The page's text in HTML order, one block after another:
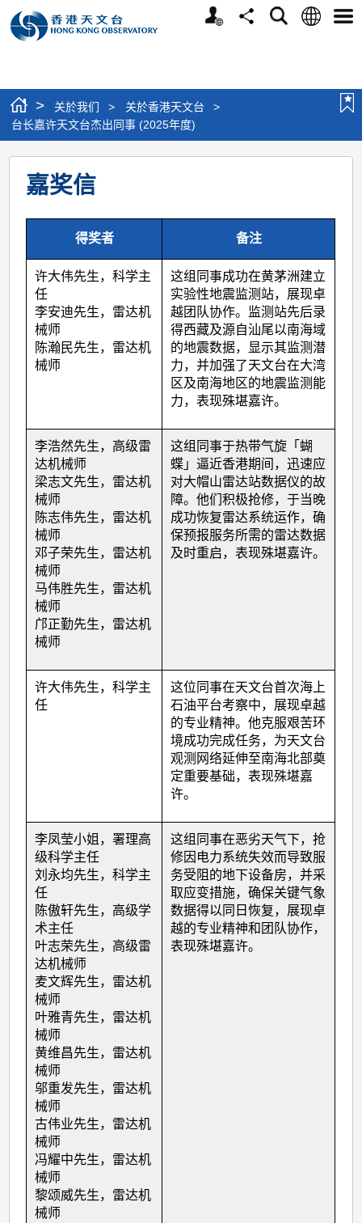
个
分
搜
语
选
> 关於我们 > 关於香港天文台
>
台长嘉许天文台杰出同事 (2025年度)
台
长
嘉
天
(2025
度)
嘉奖信
得奖者 备注
许大伟先生，科学主
任
李安迪先生，雷达机
械师
陈瀚民先生，雷达机
械师
这组同事成功在黄茅洲建立
实验性地震监测站，展现卓
越团队协作。监测站先后录
得西藏及源自汕尾以南海域
的地震数据，显示其监测潜
力，并加强了天文台在大湾
区及南海地区的地震监测能
力，表现殊堪嘉许。
李浩然先生，高级雷
达机械师
梁志文先生，雷达机
械师
陈志伟先生，雷达机
械师
邓子荣先生，雷达机
械师
马伟胜先生，雷达机
械师
邝正勤先生，雷达机
械师
这组同事于热带气旋「蝴
蝶」逼近香港期间，迅速应
对大帽山雷达站数据仪的故
障。他们积极抢修，于当晚
成功恢复雷达系统运作，确
保预报服务所需的雷达数据
及时重启，表现殊堪嘉许。
许大伟先生，科学主
任
这位同事在天文台首次海上
石油平台考察中，展现卓越
的专业精神。他克服艰苦环
境成功完成任务，为天文台
观测网络延伸至南海北部奠
定重要基础，表现殊堪嘉
许。
李凤莹小姐，署理高
级科学主任
刘永均先生，科学主
任
陈傲轩先生，高级学
术主任
叶志荣先生，高级雷
达机械师
麦文辉先生，雷达机
械师
叶雅青先生，雷达机
械师
黄维昌先生，雷达机
械师
邬重发先生，雷达机
械师
古伟业先生，雷达机
械师
冯耀中先生，雷达机
械师
黎颂威先生，雷达机
械师
这组同事在恶劣天气下，抢
修因电力系统失效而导致服
务受阻的地下设备房，并采
取应变措施，确保关键气象
数据得以同日恢复，展现卓
越的专业精神和团队协作，
表现殊堪嘉许。